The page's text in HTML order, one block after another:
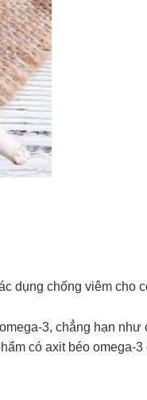
dụng chống viêm cho
3, chẳng hạn như
có axit béo omega-